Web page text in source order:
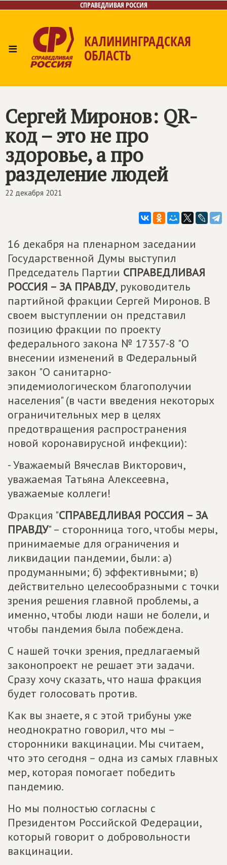
СПРАВЕДЛИВАЯ РОССИЯ
≡ КАЛИНИНГРАДСКАЯ
ОБЛАСТЬ
Сергей Миронов: QR-
код – это не про
здоровье, а про
разделение людей
22 декабря 2021
16 декабря на пленарном заседании
Государственной Думы выступил
Председатель Партии СПРАВЕДЛИВАЯ
РОССИЯ – ЗА ПРАВДУ, руководитель
партийной фракции Сергей Миронов. В
своем выступлении он представил
позицию фракции по проекту
федерального закона № 17357-8 "О
внесении изменений в Федеральный
закон "О санитарно-
эпидемиологическом благополучии
населения" (в части введения некоторых
ограничительных мер в целях
предотвращения распространения
новой коронавирусной инфекции):
- Уважаемый Вячеслав Викторович,
уважаемая Татьяна Алексеевна,
уважаемые коллеги!
Фракция "СПРАВЕДЛИВАЯ РОССИЯ – ЗА
ПРАВДУ" – сторонница того, чтобы меры,
принимаемые для ограничения и
ликвидации пандемии, были: а)
продуманными; б) эффективными; в)
действительно целесообразными с точки
зрения решения главной проблемы, а
именно, чтобы люди наши не болели, и
чтобы пандемия была побеждена.
С нашей точки зрения, предлагаемый
законопроект не решает эти задачи.
Сразу хочу сказать, что наша фракция
будет голосовать против.
Как вы знаете, я с этой трибуны уже
неоднократно говорил, что мы –
сторонники вакцинации. Мы считаем,
что это сегодня – одна из самых главных
мер, которая помогает победить
пандемию.
Но мы полностью согласны с
Президентом Российской Федерации,
который говорит о добровольности
вакцинации.